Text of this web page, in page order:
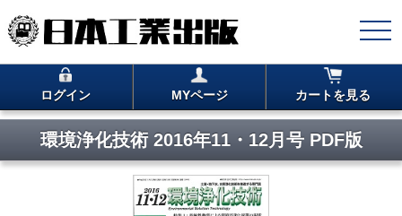
ログイン MYページ カートを見る
環境浄化技術 2016年11・12月号 PDF版